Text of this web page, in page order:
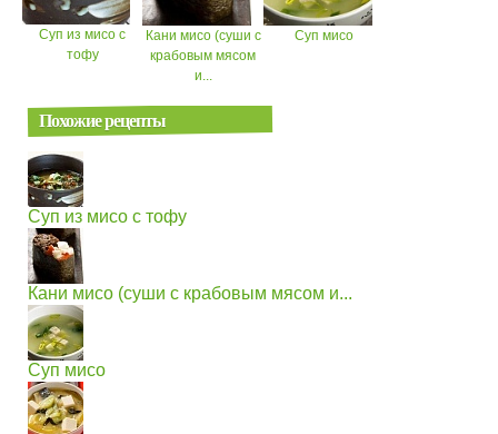
Суп из мисо с
тофу
Кани мисо (суши с
крабовым мясом
и...
Суп мисо
Похожие рецепты
Суп из мисо с тофу
Кани мисо (суши с крабовым мясом и...
Суп мисо